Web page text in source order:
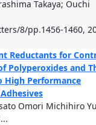
Takaya; Ouchi
8/pp.1456-1460,
Reductants for
Polyperoxides and
High Performance
Omori Michihiro